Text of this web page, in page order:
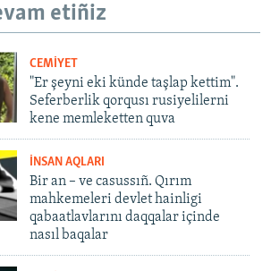
etiñiz
CEMİYET
"Er şeyni eki künde taşlap kettim".
Seferberlik qorqusı rusiyelilerni
kene memleketten quva
İNSAN AQLARI
Bir an – ve casussıñ. Qırım
mahkemeleri devlet hainligi
qabaatlavlarını daqqalar içinde
nasıl baqalar